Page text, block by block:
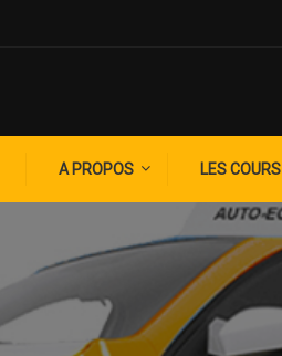
A PROPOS LES COURS